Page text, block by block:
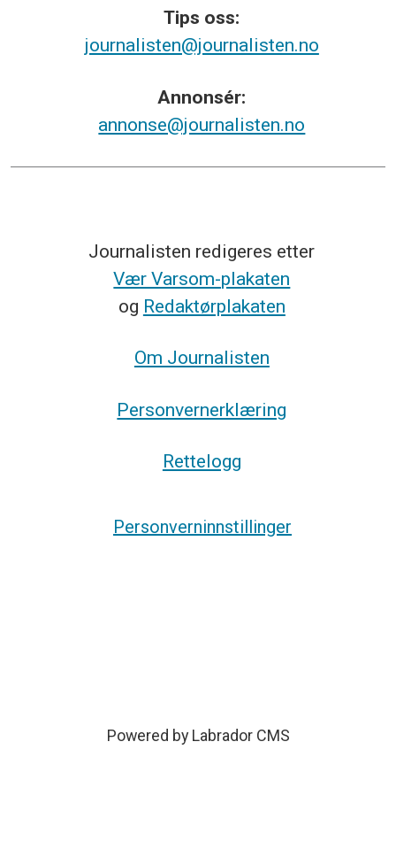
Tips oss:
journalisten@journalisten.no
Annonsér:
annonse@journalisten.no
Journalisten redigeres etter
Vær Varsom-plakaten
og Redaktørplakaten
Om Journalisten
Personvernerklæring
Rettelogg
Personverninnstillinger
Powered by Labrador CMS